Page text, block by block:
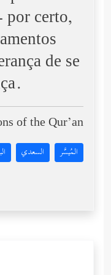
por certo,
de se
of the Qur’an:
المُيسَّر السعدي